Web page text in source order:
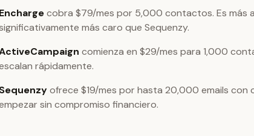
Enchargecobra $79/mes por 5,000 contactos. Es más
más caro que Sequenzy.
comienza en $29/mes para 1,000
rápidamente.
Sequenzyofrece $19/mes por hasta 20,000 emails
sin compromiso financiero.